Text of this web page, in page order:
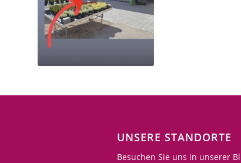
UNSERE STANDORTE
Besuchen Sie uns in unserer